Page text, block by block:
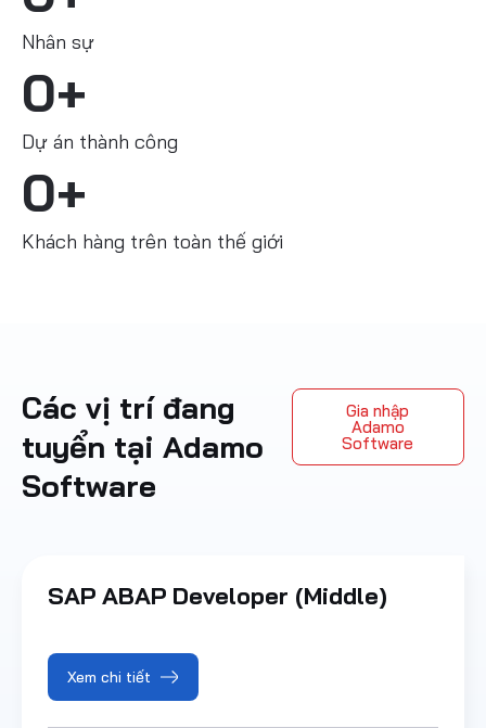
Nhân sự
Dự án thành công
0+
Khách hàng trên toàn thế giới
0+
Các vị trí đang
tuyển tại Adamo
Software
Gia nhập
Adamo
Software
SAP ABAP Developer (Middle)
Xem chi tiết